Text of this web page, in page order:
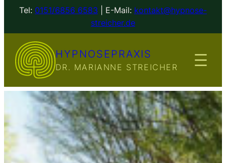
Zum
springen
Tel: 0151/6856 6583 | E-Mail: kontakt@hypnose-
streicher.de
HYPNOSEPRAXIS
DR. MARIANNE STREICHER